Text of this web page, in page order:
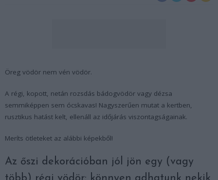
Öreg vödör nem vén vödör.
A régi, kopott, netán rozsdás bádogvödör vagy dézsa
semmiképpen sem ócskavas! Nagyszerűen mutat a kertben,
rusztikus hatást kelt, ellenáll az időjárás viszontagságainak.
Meríts ötleteket az alábbi képekből!
Az őszi dekorációban jól jön egy (vagy